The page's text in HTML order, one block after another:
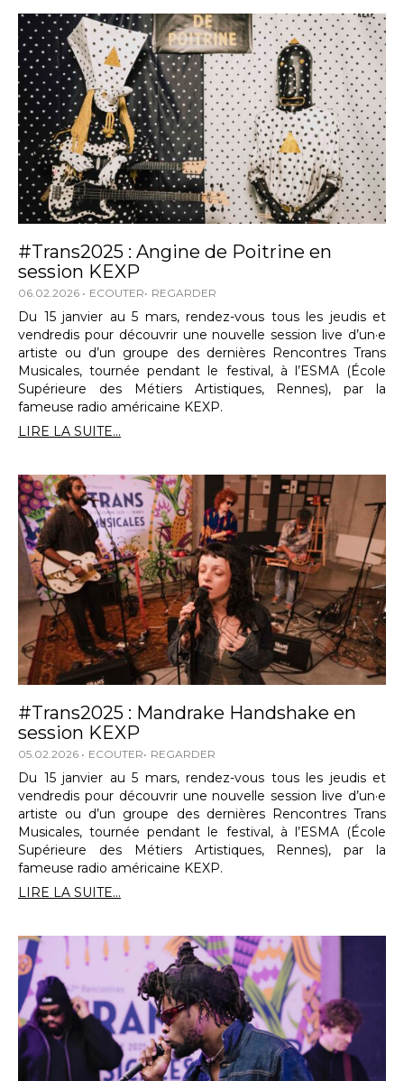
#Trans2025 : Angine de Poitrine en
session KEXP
06.02.2026 ECOUTER REGARDER
Du 15 janvier au 5 mars, rendez-vous tous les jeudis et
vendredis pour découvrir une nouvelle session live d’un·e
artiste ou d’un groupe des dernières Rencontres Trans
Musicales, tournée pendant le festival, à l’ESMA (École
Supérieure des Métiers Artistiques, Rennes), par la
fameuse radio américaine KEXP.
LIRE LA SUITE...
#Trans2025 : Mandrake Handshake en
session KEXP
05.02.2026 ECOUTER REGARDER
Du 15 janvier au 5 mars, rendez-vous tous les jeudis et
vendredis pour découvrir une nouvelle session live d’un·e
artiste ou d’un groupe des dernières Rencontres Trans
Musicales, tournée pendant le festival, à l’ESMA (École
Supérieure des Métiers Artistiques, Rennes), par la
fameuse radio américaine KEXP.
LIRE LA SUITE...